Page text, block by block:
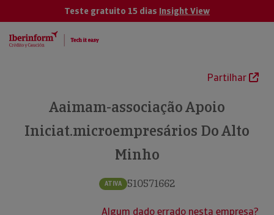
Teste gratuito 15 dias Insight View
Partilhar
Aaimam-associação Apoio
Iniciat.microempresários Do Alto
Minho
ATIVA 510571662
Algum dado errado nesta empresa?